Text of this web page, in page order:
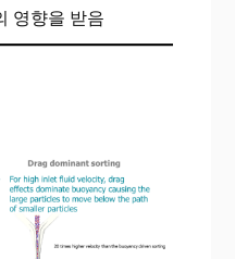
영향을 받음